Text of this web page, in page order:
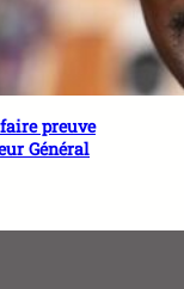
preuve
Général